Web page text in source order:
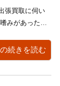
張買取に伺い
みがあった方
きました。華
、澁澤龍彦の
続きを読む